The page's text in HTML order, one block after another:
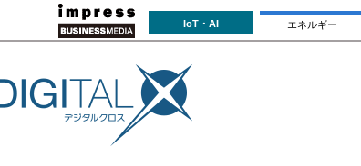
IoT・AI エネルギー